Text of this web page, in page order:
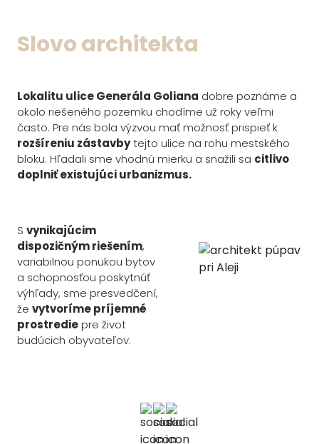
Slovo architekta
Lokalitu ulice Generála Goliana dobre poznáme a
okolo riešeného pozemku chodíme už roky veľmi
často. Pre nás bola výzvou mať možnosť prispieť k
rozšíreniu zástavbytejto ulice na rohu mestského
bloku. Hľadali sme vhodnú mierku a snažili sa citlivo
doplniť existujúci urbanizmus.
S vynikajúcim
dispozičným riešením,
variabilnou ponukou bytov
a schopnosťou poskytnúť
výhľady, sme presvedčení,
že vytvoríme príjemné
prostrediepre život
budúcich obyvateľov.